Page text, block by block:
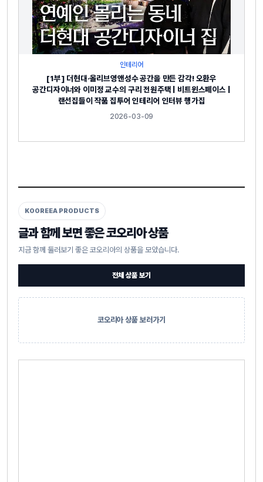
인테리어
[1부] 더현대·올리브영앤성수 공간을 만든 감각! 오환우
공간디자이너와 이미정 교수의 구리 전원주택 | 비트윈스페이스 |
랜선집들이 작품 집투어 인테리어 인터뷰 행가집
2026-03-09
KOOREEA PRODUCTS
글과 함께 보면 좋은 코오리아 상품
지금 함께 둘러보기 좋은 코오리아의 상품을 모았습니다.
전체 상품 보기
코오리아 상품 보러가기